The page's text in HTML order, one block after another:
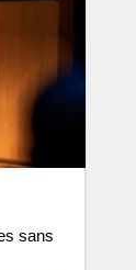
sans